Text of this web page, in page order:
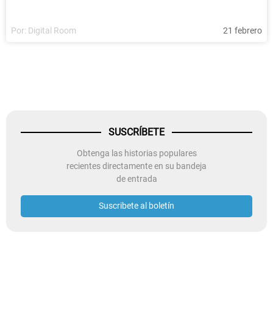
Por: Digital Room 21 febrero
SUSCRÍBETE
Obtenga las historias populares
recientes directamente en su bandeja
de entrada
Suscribete al boletín